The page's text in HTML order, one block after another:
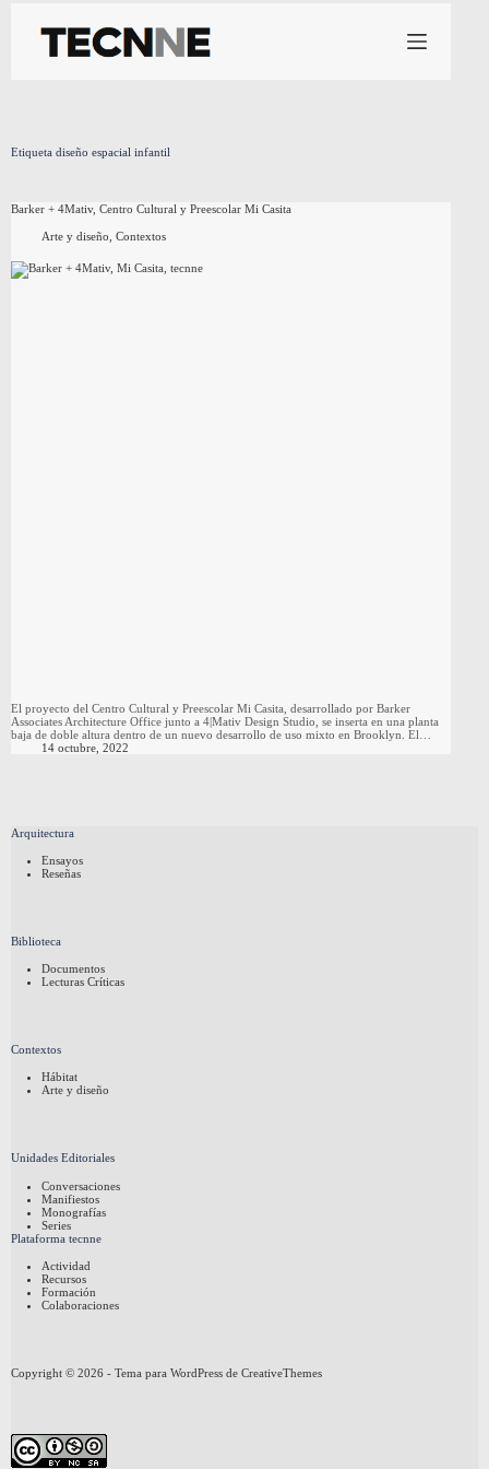
contenido
Etiqueta diseño espacial infantil
Barker + 4Mativ, Centro Cultural y Preescolar Mi Casita
Arte y diseño Contextos
El proyecto del Centro Cultural y Preescolar Mi Casita, desarrollado por Barker
Associates Architecture Office junto a 4|Mativ Design Studio, se inserta en una planta
baja de doble altura dentro de un nuevo desarrollo de uso mixto en Brooklyn. El…
14 octubre, 2022
Arquitectura
Ensayos
Reseñas
Biblioteca
Documentos
Lecturas Críticas
Contextos
Hábitat
Arte y diseño
Unidades Editoriales
Conversaciones
Manifiestos
Monografías
Series
Plataforma tecnne
Actividad
Recursos
Formación
Colaboraciones
Copyright © 2026 - Tema para WordPress de CreativeThemes